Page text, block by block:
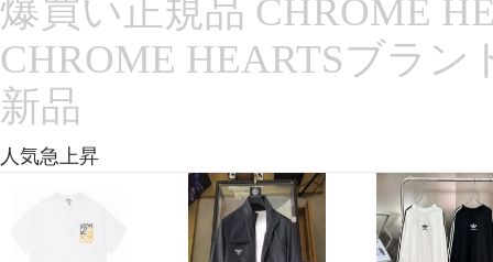
爆買い正規品 CHROME
CHROME HEARTSブラン
新品
人気急上昇